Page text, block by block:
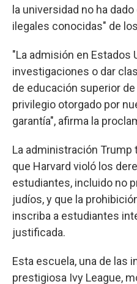
la universidad no ha
ilegales conocidas" de
"La admisión en Estados
investigaciones o dar
de educación superior
privilegio otorgado por
garantía", afirma la
La administración
que Harvard violó los
estudiantes, incluido no
judíos, y que la
inscriba a estudiantes
justificada.
Esta escuela, una de las
prestigiosa Ivy League,